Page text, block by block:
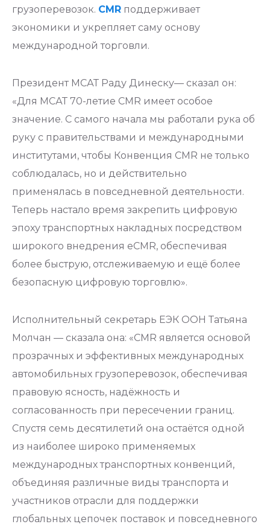
грузоперевозок. CMR поддерживает
экономики и укрепляет саму основу
международной торговли.
Президент МСАТ Раду Динеску— сказал он:
«Для МСАТ 70-летие CMR имеет особое
значение. С самого начала мы работали рука об
руку с правительствами и международными
институтами, чтобы Конвенция CMR не только
соблюдалась, но и действительно
применялась в повседневной деятельности.
Теперь настало время закрепить цифровую
эпоху транспортных накладных посредством
широкого внедрения eCMR, обеспечивая
более быструю, отслеживаемую и ещё более
безопасную цифровую торговлю».
Исполнительный секретарь ЕЭК ООН Татьяна
Молчан — сказала она: «CMR является основой
прозрачных и эффективных международных
автомобильных грузоперевозок, обеспечивая
правовую ясность, надёжность и
согласованность при пересечении границ.
Спустя семь десятилетий она остаётся одной
из наиболее широко применяемых
международных транспортных конвенций,
объединяя различные виды транспорта и
участников отрасли для поддержки
глобальных цепочек поставок и повседневного